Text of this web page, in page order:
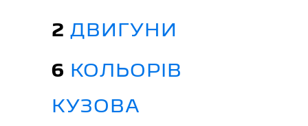
2 ДВИГУНИ
6 КОЛЬОРІВ
КУЗОВА